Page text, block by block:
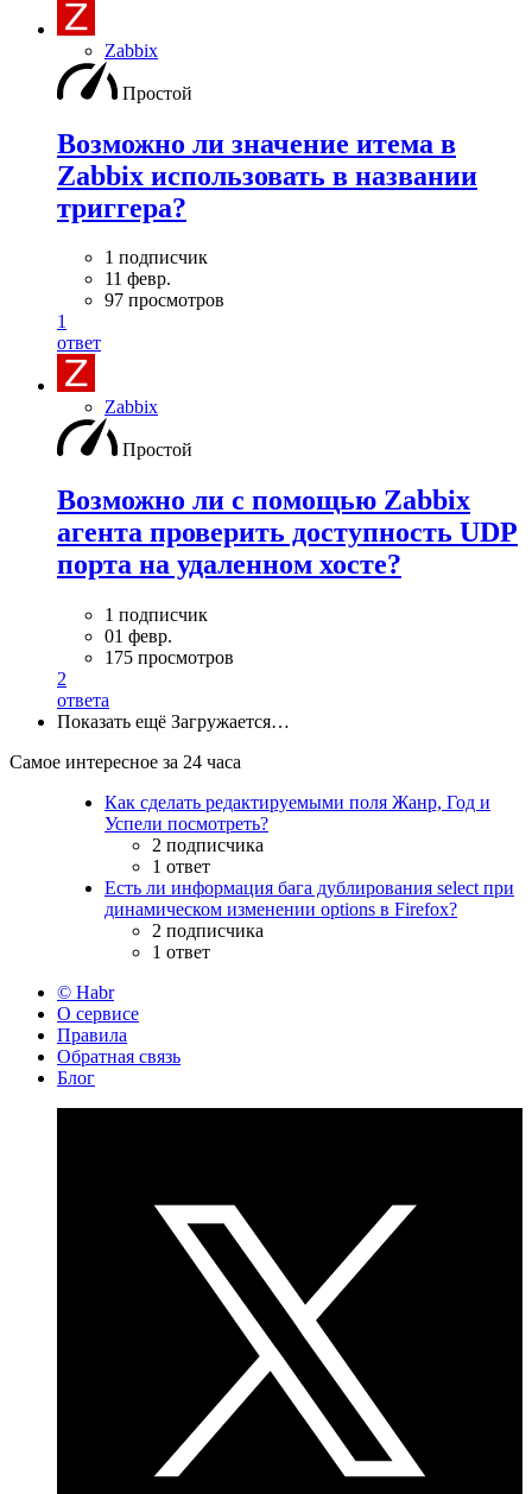
Zabbix
Простой
Возможно ли значение итема в
Zabbix использовать в названии
триггера?
1 подписчик
11 февр.
97 просмотров
1
ответ
Zabbix
Простой
Возможно ли с помощью Zabbix
агента проверить доступность UDP
порта на удаленном хосте?
1 подписчик
01 февр.
175 просмотров
2
ответа
Показать ещё Загружается…
Самое интересное за 24 часа
Как сделать редактируемыми поля Жанр, Год и
Успели посмотреть?
2 подписчика
1 ответ
Есть ли информация бага дублирования select при
динамическом изменении options в Firefox?
2 подписчика
1 ответ
© Habr
О сервисе
Правила
Обратная связь
Блог